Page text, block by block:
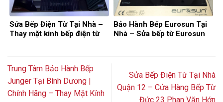
Sửa Bếp Điện Từ Tại Nhà –
Thay mặt kính bếp điện từ
Bảo Hành Bếp Eurosun Tại
Nhà – Sửa bếp từ Eurosun
Trung Tâm Bảo Hành Bếp
Junger Tại Bình Dương |
Chính Hãng – Thay Mặt Kính
Sửa Bếp Điện Từ Tại Nhà
Quận 12 – Cửa Hàng Bếp Từ
Đức 23 Phan Văn Hớn